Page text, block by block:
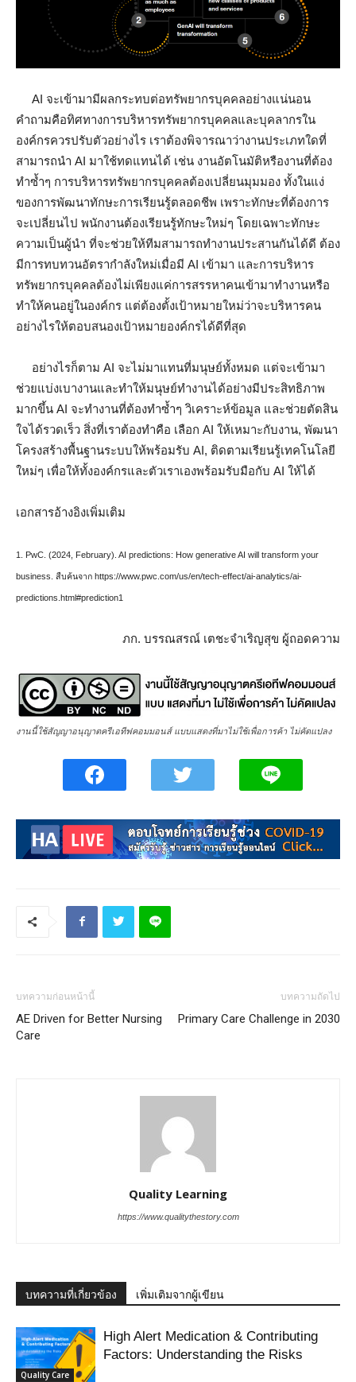
AI จะเข้ามามีผลกระทบต่อทรัพยากรบุคคลอย่างแน่นอน
คำถามคือทิศทางการบริหารทรัพยากรบุคคลและบุคลากรใน
องค์กรควรปรับตัวอย่างไร เราต้องพิจารณาว่างานประเภทใดที่
สามารถนำ AI มาใช้ทดแทนได้ เช่น งานอัตโนมัติหรืองานที่ต้อง
ทำซ้ำๆ การบริหารทรัพยากรบุคคลต้องเปลี่ยนมุมมอง ทั้งในแง่
ของการพัฒนาทักษะการเรียนรู้ตลอดชีพ เพราะทักษะที่ต้องการ
จะเปลี่ยนไป พนักงานต้องเรียนรู้ทักษะใหม่ๆ โดยเฉพาะทักษะ
ความเป็นผู้นำ ที่จะช่วยให้ทีมสามารถทำงานประสานกันได้ดี ต้อง
มีการทบทวนอัตรากำลังใหม่เมื่อมี AI เข้ามา และการบริหาร
ทรัพยากรบุคคลต้องไม่เพียงแค่การสรรหาคนเข้ามาทำงานหรือ
ทำให้คนอยู่ในองค์กร แต่ต้องตั้งเป้าหมายใหม่ว่าจะบริหารคน
อย่างไรให้ตอบสนองเป้าหมายองค์กรได้ดีที่สุด
อย่างไรก็ตาม AI จะไม่มาแทนที่มนุษย์ทั้งหมด แต่จะเข้ามา
ช่วยแบ่งเบางานและทำให้มนุษย์ทำงานได้อย่างมีประสิทธิภาพ
มากขึ้น AI จะทำงานที่ต้องทำซ้ำๆ วิเคราะห์ข้อมูล และช่วยตัดสิน
ใจได้รวดเร็ว สิ่งที่เราต้องทำคือ เลือก AI ให้เหมาะกับงาน, พัฒนา
โครงสร้างพื้นฐานระบบให้พร้อมรับ AI, ติดตามเรียนรู้เทคโนโลยี
ใหม่ๆ เพื่อให้ทั้งองค์กรและตัวเราเองพร้อมรับมือกับ AI ให้ได้
เอกสารอ้างอิงเพิ่มเติม
1. PwC. (2024, February). AI predictions: How generative AI will transform your
business. สืบค้นจาก https://www.pwc.com/us/en/tech-effect/ai-analytics/ai-
predictions.html#prediction1
ภก. บรรณสรณ์ เตชะจำเริญสุข ผู้ถอดความ
งานนี้ใช้สัญญาอนุญาตครีเอทีฟคอมมอนส์ แบบแสดงที่มาไม่ใช้เพื่อการค้า ไม่คัดแปลง
บทความก่อนหน้านี้
AE Driven for Better Nursing
Care
บทความถัดไป
Primary Care Challenge in 2030
Quality Learning
https://www.qualitythestory.com
บทความที่เกี่ยวข้อง เพิ่มเติมจากผู้เขียน
Quality Care
High Alert Medication & Contributing
Factors: Understanding the Risks